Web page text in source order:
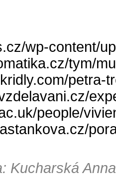
wp-content/
tym/
petra-
people/
Kucharská